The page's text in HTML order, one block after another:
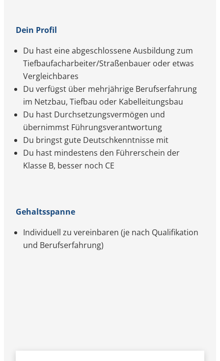
Dein Profil
Du hast eine abgeschlossene Ausbildung zum
Tiefbaufacharbeiter/Straßenbauer oder etwas
Vergleichbares
Du verfügst über mehrjährige Berufserfahrung
im Netzbau, Tiefbau oder Kabelleitungsbau
Du hast Durchsetzungsvermögen und
übernimmst Führungsverantwortung
Du bringst gute Deutschkenntnisse mit
Du hast mindestens den Führerschein der
Klasse B, besser noch CE
Gehaltsspanne
Individuell zu vereinbaren (je nach Qualifikation
und Berufserfahrung)